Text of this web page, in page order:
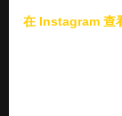
在 Instagram 查